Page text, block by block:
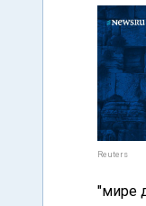
Reuters
"мире